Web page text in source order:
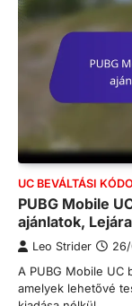
UC BEVÁLTÁSI
PUBG Mobile
ajánlatok,
Leo Strider
A PUBG Mobile UC
amelyek lehetővé